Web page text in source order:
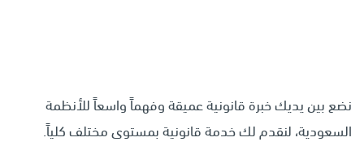
نضع بين يديك خبرة قانونية عميقة وفهماً واسعاً للأنظمة
السعودية، لنقدم لك خدمة قانونية بمستوى مختلف كلياً.